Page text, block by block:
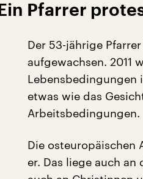
Ein Pfarrer
Der 53-jährige
aufgewachsen. 2011
Lebensbedingungen
etwas wie das
Arbeitsbedingungen.
Die osteuropäischen
er. Das liege auch